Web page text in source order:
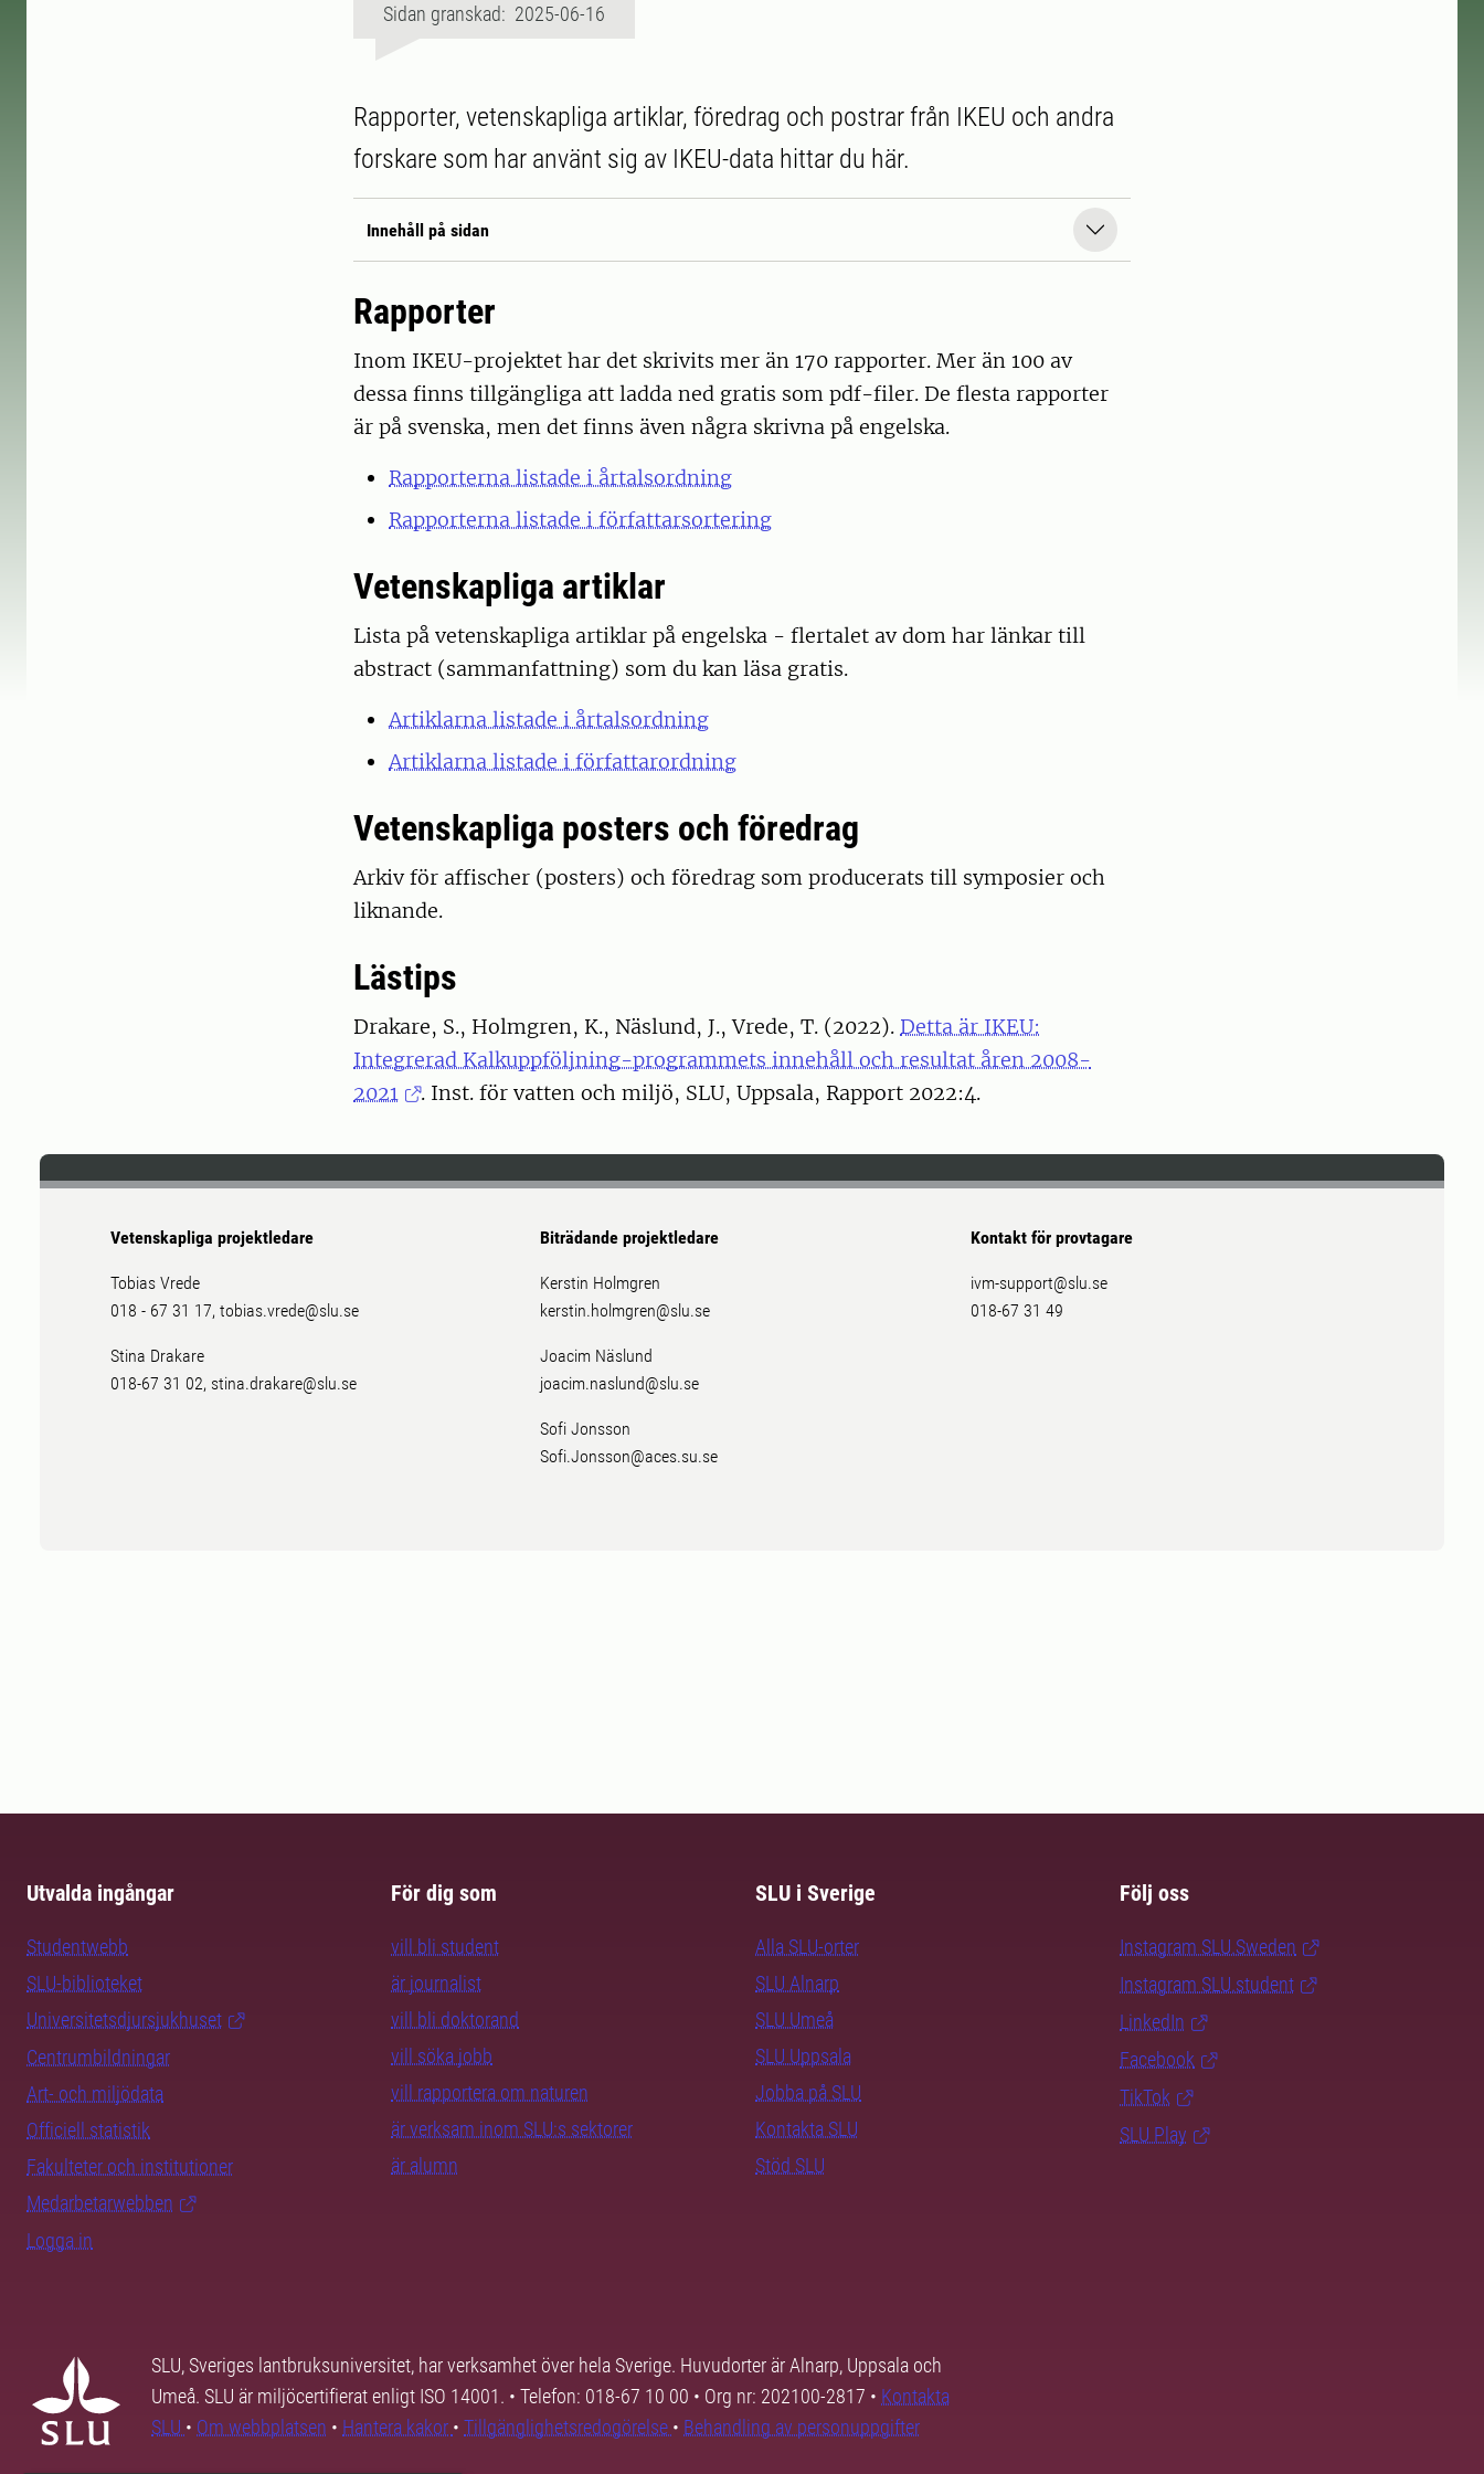
Sidan granskad: 2025-06-16
Rapporter, vetenskapliga artiklar, föredrag och postrar från IKEU och andra
forskare som har använt sig av IKEU-data hittar du här.
Innehåll på sidan
Rapporter
Inom IKEU-projektet har det skrivits mer än 170 rapporter. Mer än 100 av
dessa finns tillgängliga att ladda ned gratis som pdf-filer. De flesta rapporter
är på svenska, men det finns även några skrivna på engelska.
Rapporterna listade i årtalsordning
Rapporterna listade i författarsortering
Vetenskapliga artiklar
Lista på vetenskapliga artiklar på engelska - flertalet av dom har länkar till
abstract (sammanfattning) som du kan läsa gratis.
Artiklarna listade i årtalsordning
Artiklarna listade i författarordning
Vetenskapliga posters och föredrag
Arkiv för affischer (posters) och föredrag som producerats till symposier och
liknande.
Lästips
Drakare, S., Holmgren, K., Näslund, J., Vrede, T. (2022). Detta är IKEU:
Integrerad Kalkuppföljning-programmets innehåll och resultat åren 2008-
2021
. Inst. för vatten och miljö, SLU, Uppsala, Rapport 2022:4.
Vetenskapliga projektledare
Tobias Vrede
018 - 67 31 17, tobias.vrede@slu.se
Stina Drakare
018-67 31 02, stina.drakare@slu.se
Biträdande projektledare
Kerstin Holmgren
kerstin.holmgren@slu.se
Joacim Näslund
joacim.naslund@slu.se
Sofi Jonsson
Sofi.Jonsson@aces.su.se
Kontakt för provtagare
ivm-support@slu.se
018-67 31 49
Utvalda ingångar
Studentwebb
SLU-biblioteket
Universitetsdjursjukhuset
Centrumbildningar
Art- och miljödata
Officiell statistik
Fakulteter och institutioner
Medarbetarwebben
Logga in
För dig som
vill bli student
är journalist
vill bli doktorand
vill söka jobb
vill rapportera om naturen
är verksam inom SLU:s sektorer
är alumn
SLU i Sverige
Alla SLU-orter
SLU Alnarp
SLU Umeå
SLU Uppsala
Jobba på SLU
Kontakta SLU
Stöd SLU
Följ oss
Instagram SLU.Sweden
Instagram SLU.student
LinkedIn
Facebook
TikTok
SLU Play
SLU, Sveriges lantbruksuniversitet, har verksamhet över hela Sverige. Huvudorter är Alnarp, Uppsala och
Umeå. SLU är miljöcertifierat enligt ISO 14001. • Telefon: 018-67 10 00 • Org nr: 202100-2817 • Kontakta
SLU • Om webbplatsen • Hantera kakor • Tillgänglighetsredogörelse • Behandling av personuppgifter